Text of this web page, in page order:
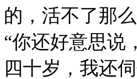
的，活不了那
“你还好意思说
四十岁，我还